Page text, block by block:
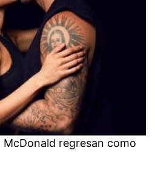
McDonald regresan como